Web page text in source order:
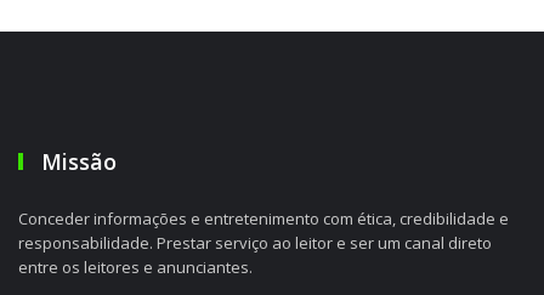
Missão
Conceder informações e entretenimento com ética, credibilidade e
responsabilidade. Prestar serviço ao leitor e ser um canal direto
entre os leitores e anunciantes.